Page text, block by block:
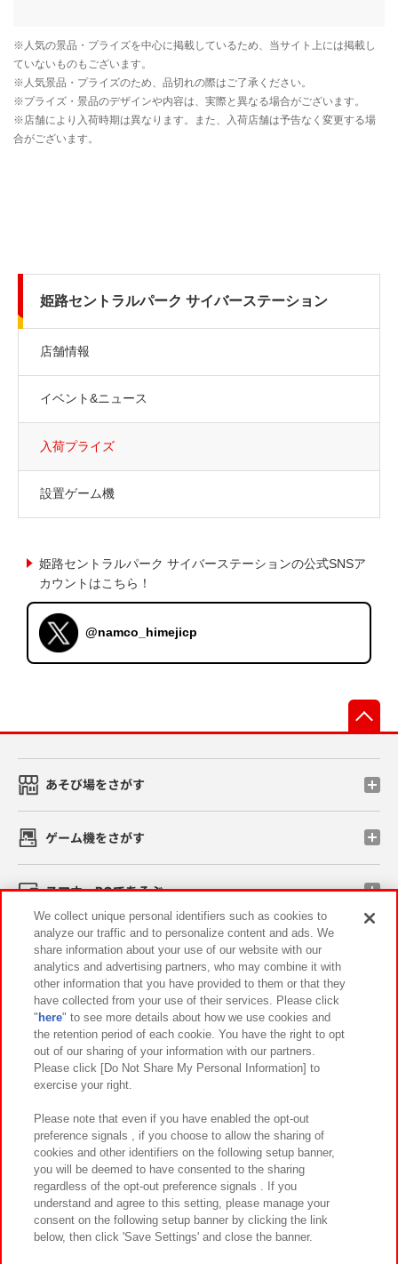
姫路セントラルパーク サイバーステーション
店舗情報
イベント&ニュース
入荷プライズ
設置ゲーム機
姫路セントラルパーク サイバーステーションの公式SNSア
カウントはこちら！
@namco_himejicp
あそび場をさがす
ゲーム機をさがす
スマホ・PCであそぶ
イベント・キャンペーン
関連会社 サステナビリティ サイトポリシー
プライバシーポリシー ウェブアクセシビリティ方針と検証結果
お取引先さまとともに
カスタマーハラスメント対応方針 よくあるご質問・お問い合わせ
©Bandai Namco Amusement Inc.
We collect unique personal identifiers such as cookies to
analyze our traffic and to personalize content and ads. We
share information about your use of our website with our
analytics and advertising partners, who may combine it with
other information that you have provided to them or that they
have collected from your use of their services. Please click
" here" to see more details about how we use cookies and
the retention period of each cookie. You have the right to opt
out of our sharing of your information with our partners.
Please click [Do Not Share My Personal Information] to
exercise your right.
Please note that even if you have enabled the opt-out
preference signals , if you choose to allow the sharing of
cookies and other identifiers on the following setup banner,
you will be deemed to have consented to the sharing
regardless of the opt-out preference signals . If you
understand and agree to this setting, please manage your
consent on the following setup banner by clicking the link
below, then click 'Save Settings' and close the banner.